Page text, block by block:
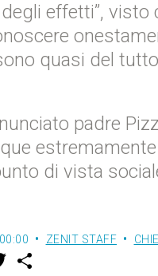
effetti”, visto
quasi del tutto
padre
estremamente
di vista
ZENIT STAFF
w